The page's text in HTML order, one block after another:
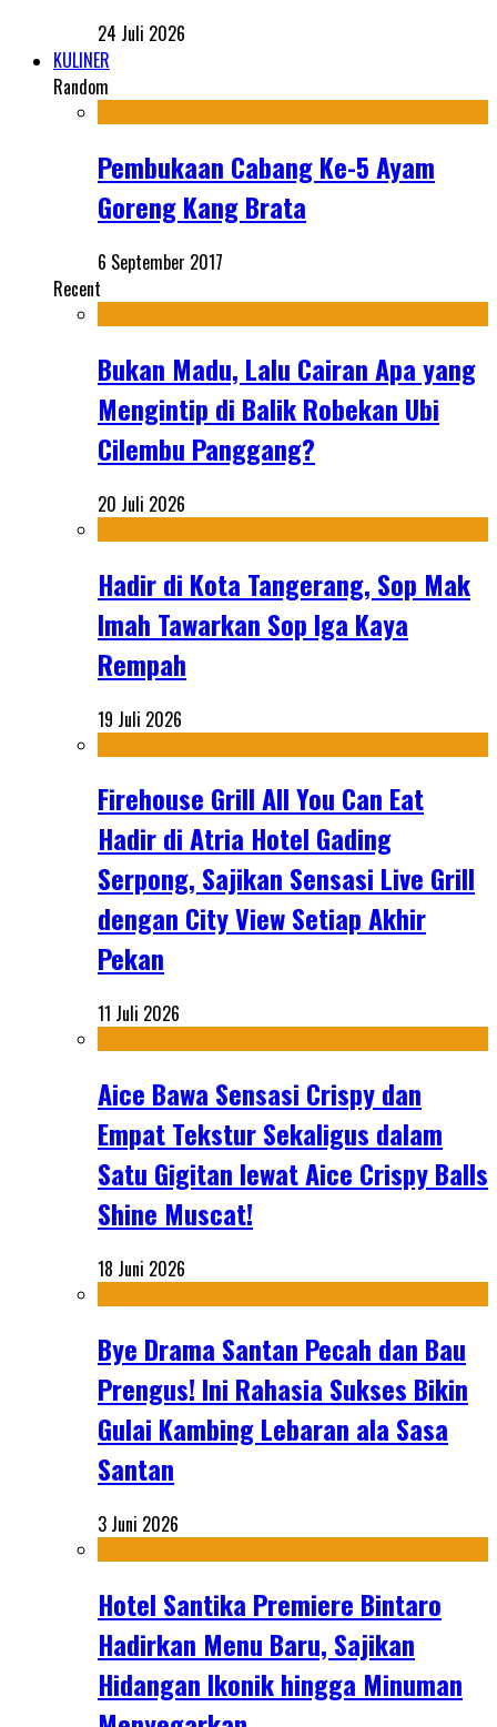
24 Juli 2026
KULINER
Random
Pembukaan Cabang Ke-5 Ayam
Goreng Kang Brata
6 September 2017
Recent
Bukan Madu, Lalu Cairan Apa yang
Mengintip di Balik Robekan Ubi
Cilembu Panggang?
20 Juli 2026
Hadir di Kota Tangerang, Sop Mak
Imah Tawarkan Sop Iga Kaya
Rempah
19 Juli 2026
Firehouse Grill All You Can Eat
Hadir di Atria Hotel Gading
Serpong, Sajikan Sensasi Live Grill
dengan City View Setiap Akhir
Pekan
11 Juli 2026
Aice Bawa Sensasi Crispy dan
Empat Tekstur Sekaligus dalam
Satu Gigitan lewat Aice Crispy Balls
Shine Muscat!
18 Juni 2026
Bye Drama Santan Pecah dan Bau
Prengus! Ini Rahasia Sukses Bikin
Gulai Kambing Lebaran ala Sasa
Santan
3 Juni 2026
Hotel Santika Premiere Bintaro
Hadirkan Menu Baru, Sajikan
Hidangan Ikonik hingga Minuman